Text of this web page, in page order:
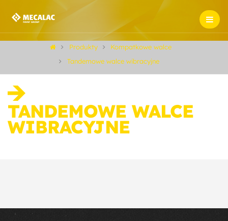
Produkty
Kompatkowe walce
Tandemowe walce wibracyjne
TANDEMOWE WALCE
WIBRACYJNE